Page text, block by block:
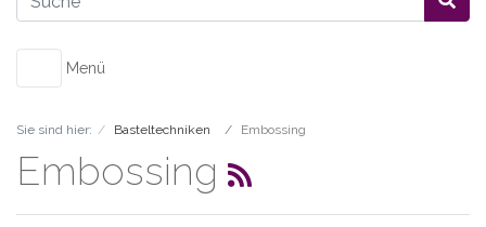
Menü
Sie sind hier: Basteltechniken Embossing
Embossing